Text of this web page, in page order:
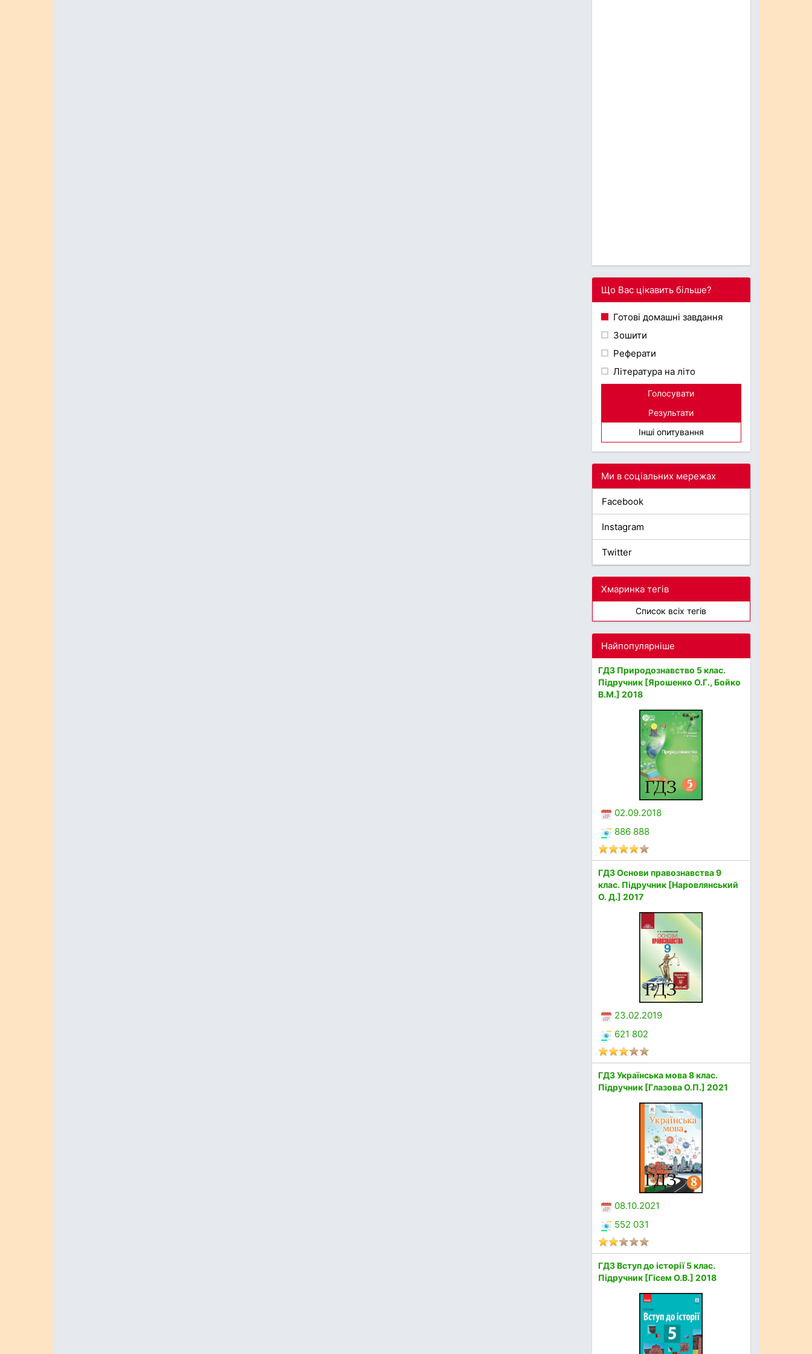
Що Вас цікавить більше?
Готові домашні завдання
Зошити
Реферати
Література на літо
Голосувати
Результати
Інші опитування
Ми в соціальних мережах
Facebook
Instagram
Twitter
Хмаринка тегів
Список всіх тегів
Найпопулярніше
ГДЗ Природознавство 5 клас.
Підручник [Ярошенко О.Г., Бойко
В.М.] 2018
02.09.2018
886 888
ГДЗ Основи правознавства 9
клас. Підручник [Наровлянський
О. Д.] 2017
23.02.2019
621 802
ГДЗ Українська мова 8 клас.
Підручник [Глазова О.П.] 2021
08.10.2021
552 031
ГДЗ Вступ до історії 5 клас.
Підручник [Гісем О.В.] 2018